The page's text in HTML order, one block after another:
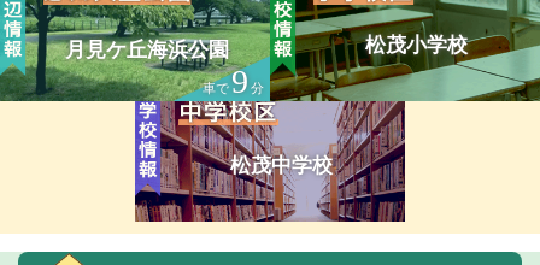
月見ケ丘海浜公園
車で9分
松茂小学校
松茂中学校